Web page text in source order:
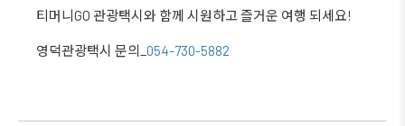
티머니GO 관광택시와 함께 시원하고 즐거운 여행 되세요!
영덕관광택시 문의_ 054-730-5882